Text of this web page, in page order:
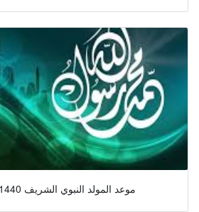
موعد المولد النبوي الشريف 1440 موقع محتوى